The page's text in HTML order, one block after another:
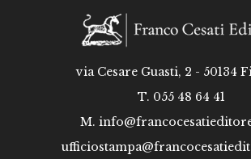
via Cesare Guasti, 2 - 50134
T. 055 48 64 41
M.